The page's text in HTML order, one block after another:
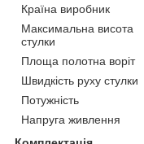
Країна виробник
Максимальна висота
стулки
Площа полотна воріт
Швидкість руху стулки
Потужність
Напруга живлення